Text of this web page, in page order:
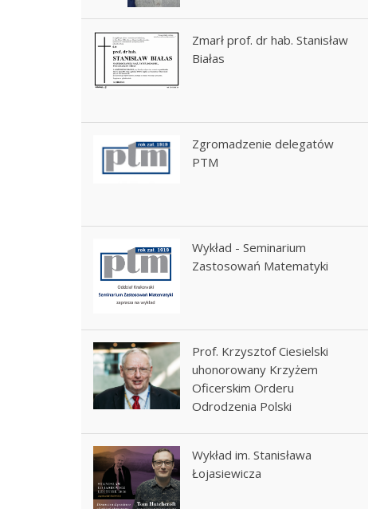
Zmarł prof. dr hab. Stanisław
Białas
Zgromadzenie delegatów
PTM
Wykład - Seminarium
Zastosowań Matematyki
Prof. Krzysztof Ciesielski
uhonorowany Krzyżem
Oficerskim Orderu
Odrodzenia Polski
Wykład im. Stanisława
Łojasiewicza